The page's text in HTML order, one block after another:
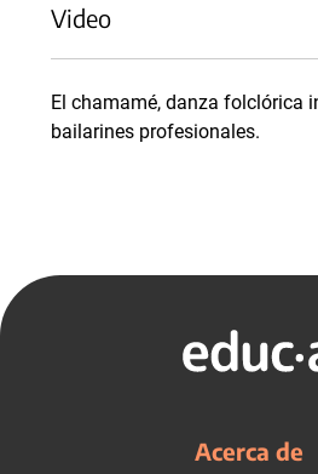
Video
El chamamé, danza folclórica
bailarines profesionales.
Acerca de